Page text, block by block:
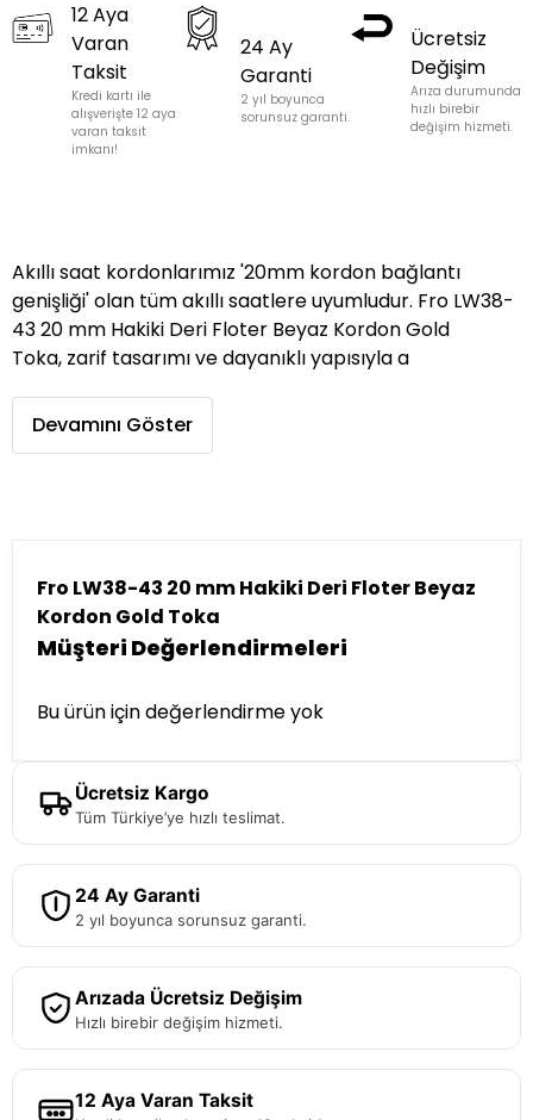
12 Aya
Varan
Taksit
Kredi kartı ile
alışverişte 12 aya
varan taksit
imkanı!
24 Ay
Garanti
2 yıl boyunca
sorunsuz garanti.
Ücretsiz
Değişim
Arıza durumunda
hızlı birebir
değişim hizmeti.
Akıllı saat kordonlarımız '20mm kordon bağlantı
genişliği' olan tüm akıllı saatlere uyumludur. Fro LW38-
43 20 mm Hakiki Deri Floter Beyaz Kordon Gold
Toka, zarif tasarımı ve dayanıklı yapısıyla a
Devamını Göster
Fro LW38-43 20 mm Hakiki Deri Floter Beyaz
Kordon Gold Toka
Müşteri Değerlendirmeleri
Bu ürün için değerlendirme yok
Ücretsiz Kargo
Tüm Türkiye’ye hızlı teslimat.
24 Ay Garanti
2 yıl boyunca sorunsuz garanti.
Arızada Ücretsiz Değişim
Hızlı birebir değişim hizmeti.
12 Aya Varan Taksit